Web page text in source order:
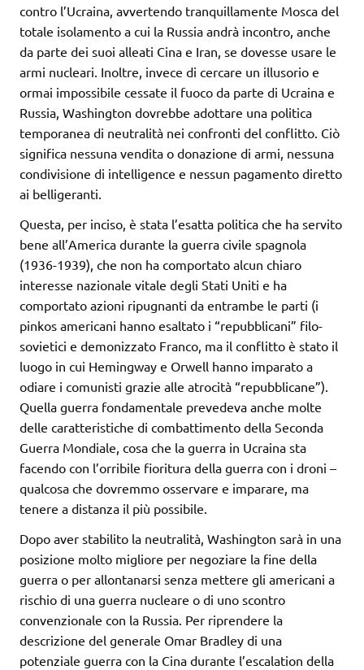
contro l’Ucraina, avvertendo tranquillamente Mosca del
totale isolamento a cui la Russia andrà incontro, anche
da parte dei suoi alleati Cina e Iran, se dovesse usare le
armi nucleari. Inoltre, invece di cercare un illusorio e
ormai impossibile cessate il fuoco da parte di Ucraina e
Russia, Washington dovrebbe adottare una politica
temporanea di neutralità nei confronti del conflitto. Ciò
significa nessuna vendita o donazione di armi, nessuna
condivisione di intelligence e nessun pagamento diretto
ai belligeranti.
Questa, per inciso, è stata l’esatta politica che ha servito
bene all’America durante la guerra civile spagnola
(1936-1939), che non ha comportato alcun chiaro
interesse nazionale vitale degli Stati Uniti e ha
comportato azioni ripugnanti da entrambe le parti (i
pinkos americani hanno esaltato i “repubblicani” filo-
sovietici e demonizzato Franco, ma il conflitto è stato il
luogo in cui Hemingway e Orwell hanno imparato a
odiare i comunisti grazie alle atrocità “repubblicane”).
Quella guerra fondamentale prevedeva anche molte
delle caratteristiche di combattimento della Seconda
Guerra Mondiale, cosa che la guerra in Ucraina sta
facendo con l’orribile fioritura della guerra con i droni –
qualcosa che dovremmo osservare e imparare, ma
tenere a distanza il più possibile.
Dopo aver stabilito la neutralità, Washington sarà in una
posizione molto migliore per negoziare la fine della
guerra o per allontanarsi senza mettere gli americani a
rischio di una guerra nucleare o di uno scontro
convenzionale con la Russia. Per riprendere la
descrizione del generale Omar Bradley di una
potenziale guerra con la Cina durante l’escalation della